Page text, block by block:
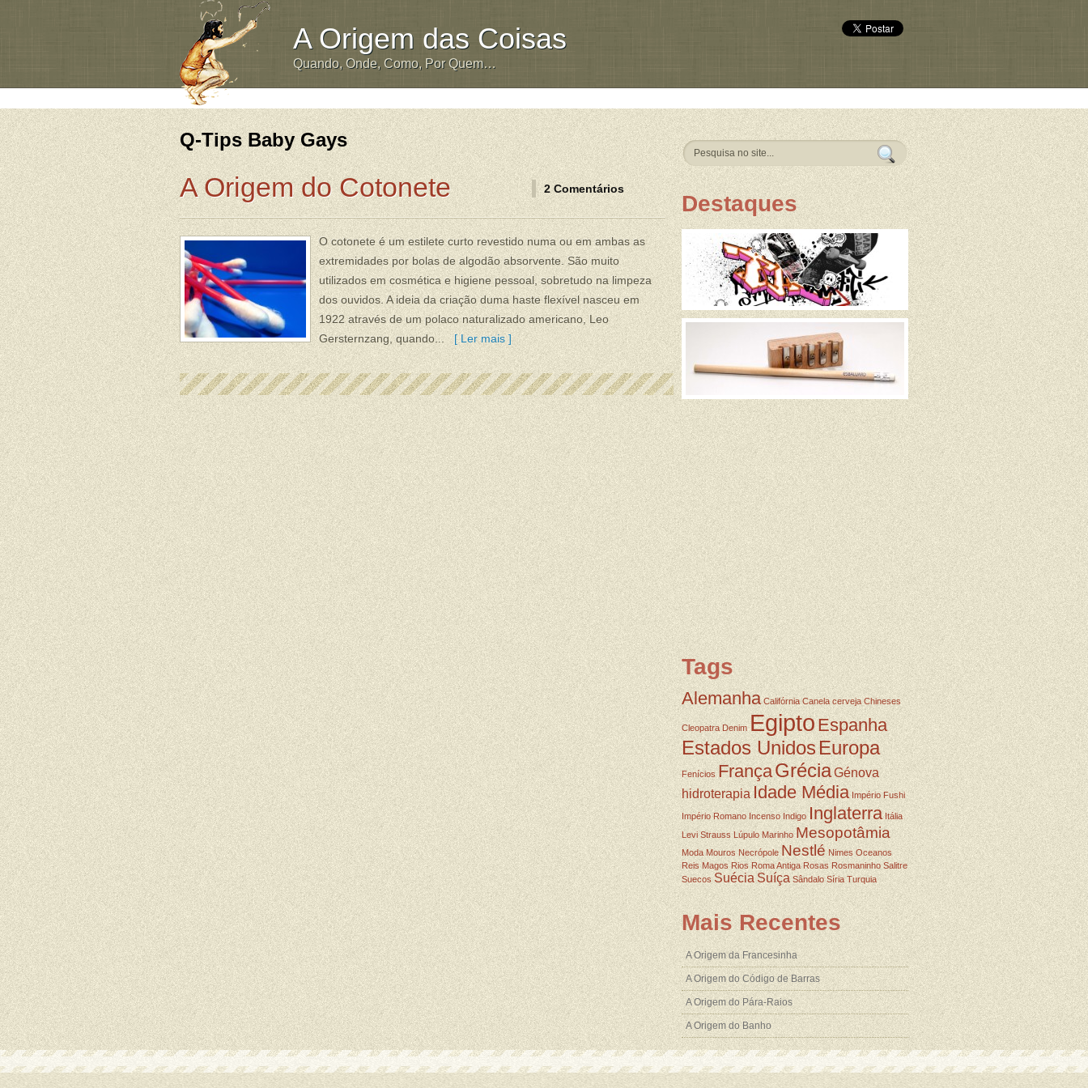
A Origem das Coisas
Quando, Onde, Como, Por Quem…
Q-Tips Baby Gays
A Origem do Cotonete 2 Comentários
O cotonete é um estilete curto revestido numa ou em ambas as
extremidades por bolas de algodão absorvente. São muito
utilizados em cosmética e higiene pessoal, sobretudo na limpeza
dos ouvidos. A ideia da criação duma haste flexível nasceu em
1922 através de um polaco naturalizado americano, Leo
Gersternzang, quando... [ Ler mais ]
Destaques
Tags
Alemanha Califórnia Canela cerveja Chineses
Cleopatra Denim EgiptoEspanha
Estados UnidosEuropa
Fenícios FrançaGréciaGénova
hidroterapiaIdade Média Império Fushi
Império Romano Incenso Indigo Inglaterra Itália
Levi Strauss Lúpulo Marinho Mesopotâmia
Moda Mouros Necrópole Nestlé Nimes Oceanos
Reis Magos Rios Roma Antiga Rosas Rosmaninho Salitre
Suecos Suécia Suíça Sândalo Síria Turquia
Mais Recentes
A Origem da Francesinha
A Origem do Código de Barras
A Origem do Pára-Raios
A Origem do Banho